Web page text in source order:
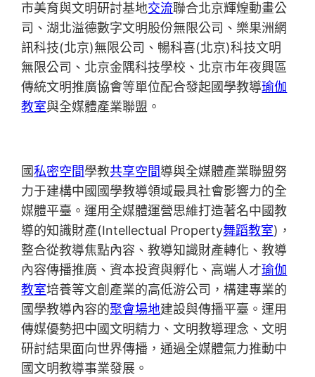
市美育與文明研討基地交流聯合北京輝煌動畫公
司、湖北溢德數字文明股份無限公司、樂果洲網
訊科技(北京)無限公司、暢科喜(北京)科技文明
無限公司、北京金隅科技學校、北京市年夜興區
傳統文明推廣協會等單位配合發起國學教導瑜伽
教室與全媒體產業聯盟。
國私密空間學教共享空間導與全媒體產業聯盟努
力于建構中國國學教導領域最具社會影響力的全
媒體平臺。運用全媒體運營思維打造著名中國教
導的知識財產(Intellectual Property舞蹈教室)，
整合從教導焦點內容、教導知識財產轉化、教導
內容傳播推廣、資本投資與孵化、高端人才瑜伽
教室培養等文創產業的高低游公司，構建專業的
國學教導內容的聚會場地建設與傳播平臺。運用
傳媒優勢把中國文明精力、文明教導理念、文明
研討結果面向世界傳播，通過全媒體氣力推動中
國文明教導事業發展。